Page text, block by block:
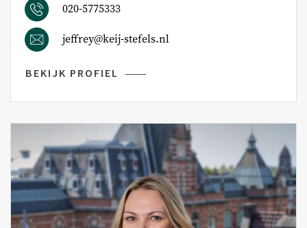
020-5775333
jeffrey@keij-stefels.nl
BEKIJK PROFIEL